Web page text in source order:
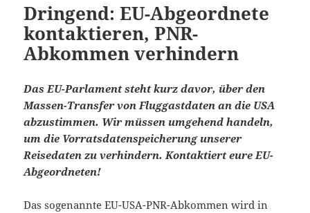
Dringend: EU-Abgeordnete
kontaktieren, PNR-
Abkommen verhindern
Das EU-Parlament steht kurz davor, über den
Massen-Transfer von Fluggastdaten an die USA
abzustimmen. Wir müssen umgehend handeln,
um die Vorratsdatenspeicherung unserer
Reisedaten zu verhindern. Kontaktiert eure EU-
Abgeordneten!
Das sogenannte EU-USA-PNR-Abkommen wird in